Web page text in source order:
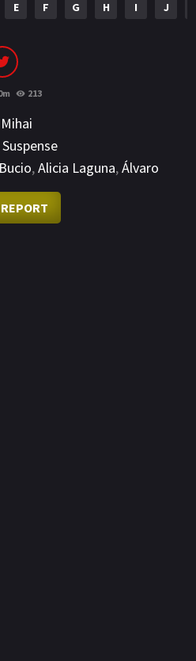
2022
2018
2001
E F G H I J
213
Suspense
,Alicia Laguna,Álvaro
REPORT